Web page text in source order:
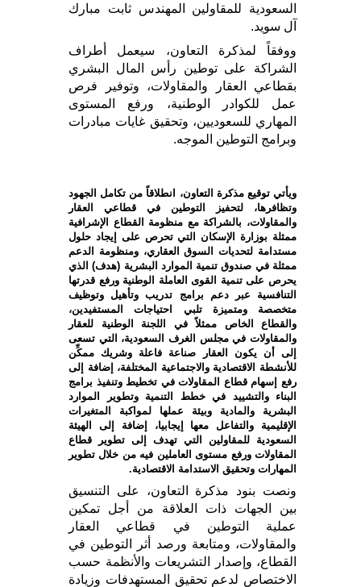
السعودية للمقاولين المهندس ثابت مبارك
آل سويد.
ووفقاً لمذكرة التعاون، سيعمل أطراف
الشراكة على توطين رأس المال البشري
بقطاعي العقار والمقاولات، وتوفير فرص
عمل للكوادر الوطنية، ورفع المستوى
المهاري للسعوديين، وتحقيق غايات مبادرات
وبرامج التوطين الموجه.
ويأتي توقيع مذكرة التعاون، انطلاقاً من تكامل الجهود
وتظافرها، لتحفيز التوطين في قطاعي العقار
والمقاولات، بالشراكة مع منظومة القطاع الإشرافية
ممثلة بوزارة الإسكان التي تحرص على إيجاد حلول
مستدامة لتحديات السوق العقاري، ومنظومة الدعم
ممثلة في صندوق تنمية الموارد البشرية (هدف) الذي
يحرص على تنمية القوى العاملة الوطنية ورفع قدرتها
التنافسية عبر دعم برامج تدريب وتأهيل وتوظيف
متخصصة ومتميزة تلبي احتياجات المستفيدين،
والقطاع الخاص ممثلاً في اللجنة الوطنية للعقار
والمقاولات في مجلس الغرف السعودية، التي تسعى
إلى أن يكون العقار صناعة فاعلة وشريك ممكِّن
للأنشطة الاقتصادية والاجتماعية المختلفة، إضافة إلى
رفع إسهام قطاع المقاولات في تخطيط وتنفيذ برامج
البناء والتشييد في خطط التنمية وتطوير الموارد
البشرية والمادية وبيئة عملها لمواكبة المتغيرات
الإقليمية والتفاعل معها إيجابيا، إضافة إلى الهيئة
السعودية للمقاولين التي تهدف إلى تطوير قطاع
المقاولات ورفع مستوى العاملين فيه من خلال تطوير
المهارات وتحقيق الاستدامة الاقتصادية.
ونصت بنود مذكرة التعاون، على التنسيق
بين الجهات ذات العلاقة من أجل تمكين
عملية التوطين في قطاعي العقار
والمقاولات، ومتابعة ورصد أثر التوطين في
القطاع، وإصدار التشريعات والأنظمة حسب
الاختصاص لدعم تحقيق المستهدفات وزيادة